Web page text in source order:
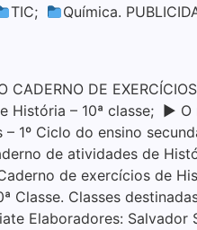
TIC; Química.
DE
História – 10ª classe; ▶ O
1º Ciclo do ensino
de atividades de
de exercícios de
Classe. Classes
Elaboradores: Salvador